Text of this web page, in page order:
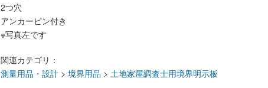
2つ穴
アンカーピン付き
※写真左です
関連カテゴリ：
測量用品・設計 > 境界用品 > 土地家屋調査士用境界明示板